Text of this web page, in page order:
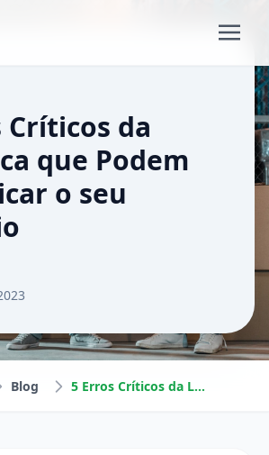
Críticos da
que Podem
o seu
Blog 5 Erros Críticos da Logística que Podem Prejudicar o seu Negócio